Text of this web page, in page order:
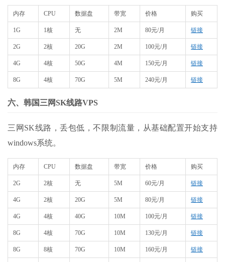
内存 CPU 数据盘 带宽 价格 购买
1G 1核 无 2M 80元/月 链接
2G 2核 20G 2M 100元/月 链接
4G 4核 50G 4M 150元/月 链接
8G 4核 70G 5M 240元/月 链接
六、韩国三网SK线路VPS
三网SK线路，丢包低，不限制流量，从基础配置开始支持
windows系统。
内存 CPU 数据盘 带宽 价格 购买
2G 2核 无 5M 60元/月 链接
4G 2核 20G 5M 80元/月 链接
4G 4核 40G 10M 100元/月 链接
8G 4核 70G 10M 130元/月 链接
8G 8核 70G 10M 160元/月 链接